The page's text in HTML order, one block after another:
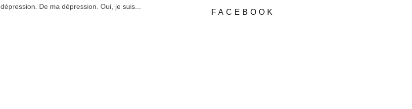
dépression. De ma dépression. Oui, je suis...
FACEBOOK